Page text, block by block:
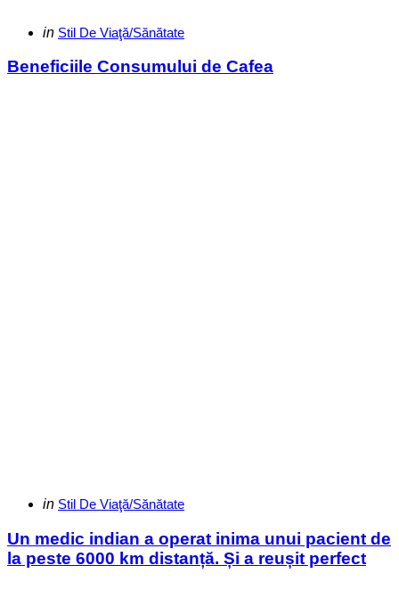
Categories
Posted
in Stil De Viaţă/Sănătate
Beneficiile Consumului de Cafea
Categories
Posted
in Stil De Viaţă/Sănătate
Un medic indian a operat inima unui pacient de
la peste 6000 km distanță. Și a reușit perfect